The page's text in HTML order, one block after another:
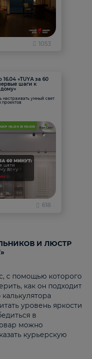
1053
16.04 «TUYA за 60
шаги к
настраивать умный свет
проектов
618
И ЛЮСТР
с помощью которого
как он подходит
уровень яркости
в
можно
курьерскую